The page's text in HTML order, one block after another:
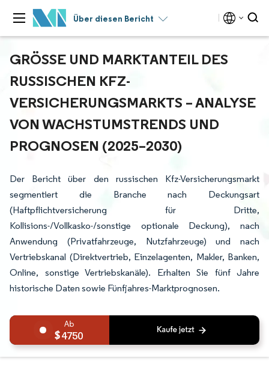
Über diesen Bericht
GRÖSSE UND MARKTANTEIL DES R
USSISCHEN KFZ-V
ERSICHERUNGSMARKTS – ANALYSE V
ON WACHSTUMSTRENDS UND P
ROGNOSEN (2025–2030)
Der Bericht über den russischen Kfz-Versicherungsmarkt
segmentiert die Branche nach Deckungsart
(Haftpflichtversicherung für Dritte,
Kollisions-/Vollkasko-/sonstige optionale Deckung), nach
Anwendung (Privatfahrzeuge, Nutzfahrzeuge) und nach
Vertriebskanal (Direktvertrieb, Einzelagenten, Makler, Banken,
Online, sonstige Vertriebskanäle). Erhalten Sie fünf Jahre
historische Daten sowie Fünfjahres-Marktprognosen.
4750